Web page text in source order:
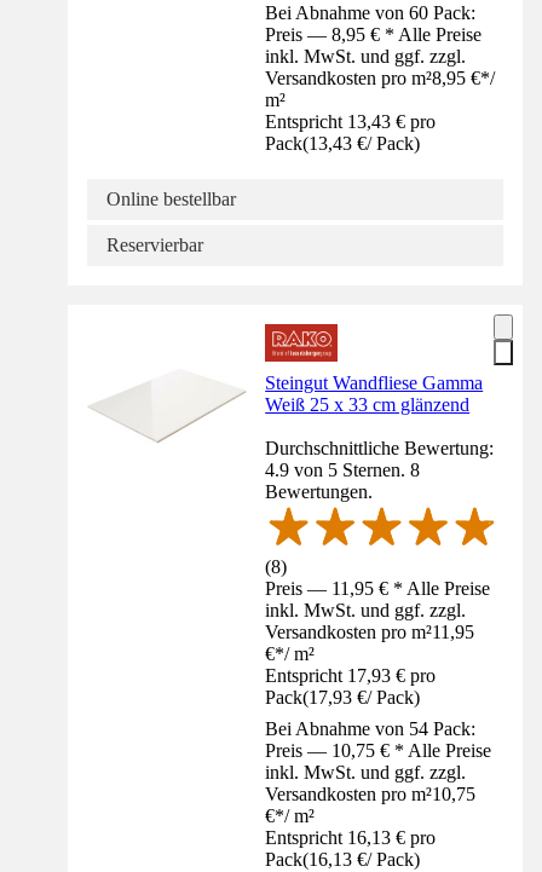
Bei Abnahme von 60 Pack:
Preis — 8,95 € * Alle Preise
inkl. MwSt. und ggf. zzgl.
Versandkosten pro m²8,95 €*/
m²
Entspricht 13,43 € pro
Pack(13,43 €/ Pack)
Online bestellbar
Reservierbar
Steingut Wandfliese Gamma
Weiß 25 x 33 cm glänzend
Durchschnittliche Bewertung:
4.9 von 5 Sternen. 8
Bewertungen.
(8)
Preis — 11,95 € * Alle Preise
inkl. MwSt. und ggf. zzgl.
Versandkosten pro m²11,95
€*/ m²
Entspricht 17,93 € pro
Pack(17,93 €/ Pack)
Bei Abnahme von 54 Pack:
Preis — 10,75 € * Alle Preise
inkl. MwSt. und ggf. zzgl.
Versandkosten pro m²10,75
€*/ m²
Entspricht 16,13 € pro
Pack(16,13 €/ Pack)